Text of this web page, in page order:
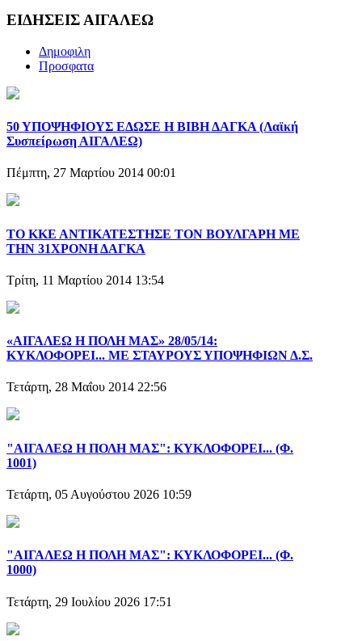
ΕΙΔΗΣΕΙΣ ΑΙΓΑΛΕΩ
Δημοφιλη
Προσφατα
50 ΥΠΟΨΗΦΙΟΥΣ ΕΔΩΣΕ Η ΒΙΒΗ ΔΑΓΚΑ (Λαϊκή
Συσπείρωση ΑΙΓΑΛΕΩ)
Πέμπτη, 27 Μαρτίου 2014 00:01
ΤΟ ΚΚΕ ΑΝΤΙΚΑΤΕΣΤΗΣΕ ΤΟΝ ΒΟΥΛΓΑΡΗ ΜΕ
ΤΗΝ 31ΧΡΟΝΗ ΔΑΓΚΑ
Τρίτη, 11 Μαρτίου 2014 13:54
«ΑΙΓΑΛΕΩ Η ΠΟΛΗ ΜΑΣ» 28/05/14:
ΚΥΚΛΟΦΟΡΕΙ... ΜΕ ΣΤΑΥΡΟΥΣ ΥΠΟΨΗΦΙΩΝ Δ.Σ.
Τετάρτη, 28 Μαΐου 2014 22:56
"ΑΙΓΑΛΕΩ Η ΠΟΛΗ ΜΑΣ": ΚΥΚΛΟΦΟΡΕΙ... (Φ.
1001)
Τετάρτη, 05 Αυγούστου 2026 10:59
"ΑΙΓΑΛΕΩ Η ΠΟΛΗ ΜΑΣ": ΚΥΚΛΟΦΟΡΕΙ... (Φ.
1000)
Τετάρτη, 29 Ιουλίου 2026 17:51